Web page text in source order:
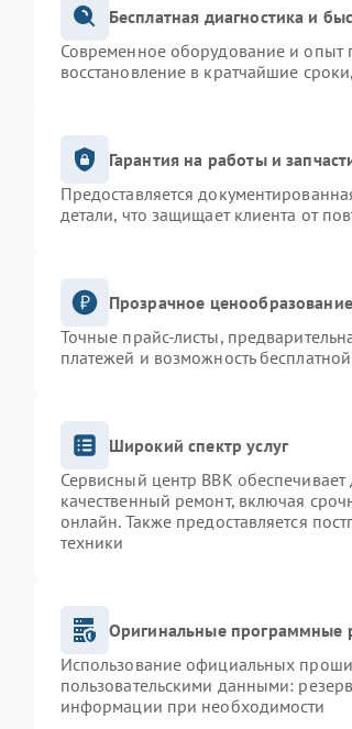
Бесплатная диагностика и
Современное оборудование и опыт
восстановление в кратчайшие
Гарантия на работы и
Предоставляется
детали, что защищает клиента от
Прозрачное
Точные прайс-листы,
платежей и возможность
Широкий спектр услуг
Сервисный центр BBK
качественный ремонт, включая
онлайн. Также предоставляется
техники
Оригинальные программные
Использование официальных
пользовательскими данными:
информации при необходимости